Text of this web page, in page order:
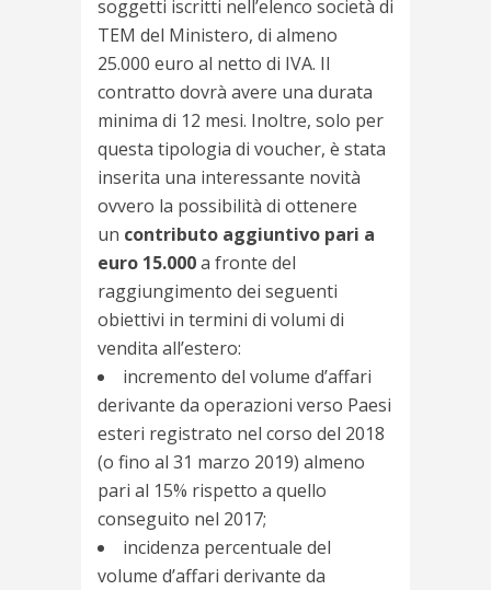
soggetti iscritti nell’elenco società di
TEM del Ministero, di almeno
25.000 euro al netto di IVA. Il
contratto dovrà avere una durata
minima di 12 mesi. Inoltre, solo per
questa tipologia di voucher, è stata
inserita una interessante novità
ovvero la possibilità di ottenere
un contributo aggiuntivo pari a
euro 15.000a fronte del
raggiungimento dei seguenti
obiettivi in termini di volumi di
vendita all’estero:
incremento del volume d’affari
derivante da operazioni verso Paesi
esteri registrato nel corso del 2018
(o fino al 31 marzo 2019) almeno
pari al 15% rispetto a quello
conseguito nel 2017;
incidenza percentuale del
volume d’affari derivante da